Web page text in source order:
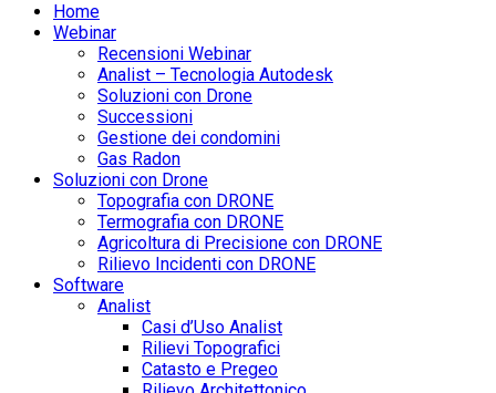
Home
Webinar
Recensioni Webinar
Analist – Tecnologia Autodesk
Soluzioni con Drone
Successioni
Gestione dei condomini
Gas Radon
Soluzioni con Drone
Topografia con DRONE
Termografia con DRONE
Agricoltura di Precisione con DRONE
Rilievo Incidenti con DRONE
Software
Analist
Casi d’Uso Analist
Rilievi Topografici
Catasto e Pregeo